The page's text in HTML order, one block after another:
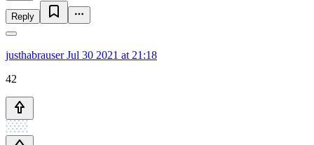
Reply
justhabrauserJul 30 2021 at 21:18
42